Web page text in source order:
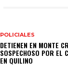
POLICIALES
DETIENEN EN MONTE
SOSPECHOSO POR EL
EN QUILINO